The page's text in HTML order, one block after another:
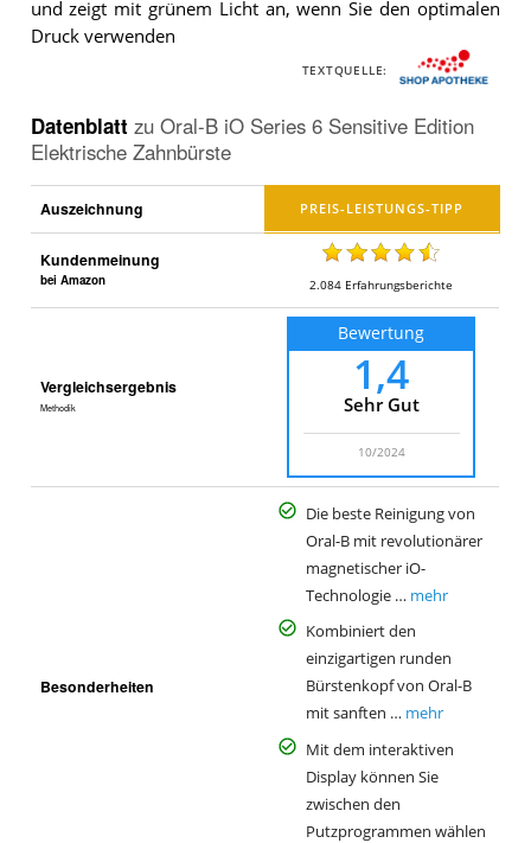
und zeigt mit grünem Licht an, wenn Sie den optimalen
Druck verwenden
TEXTQUELLE:
Datenblatt zu Oral-B iO Series 6 Sensitive Edition
Elektrische Zahnbürste
Auszeichnung
Kundenmeinung
bei Amazon 2.084 Erfahrungsberichte
Vergleichsergebnis
Methodik
Bewertung
1,4
Sehr Gut
10/2024
Besonderheiten
Die beste Reinigung von
Oral-B mit revolutionärer
magnetischer iO-
Technologie … mehr
Kombiniert den
einzigartigen runden
Bürstenkopf von Oral-B
mit sanften … mehr
Mit dem interaktiven
Display können Sie
zwischen den
Putzprogrammen wählen